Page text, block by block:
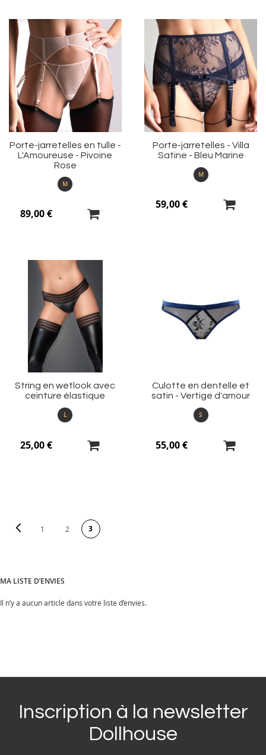
Ajouter
d’envie
Porte-jarretelles en tulle -
L'Amoureuse - Pivoine
Rose
89,00 €
M
à
Porte-jarretelles - Villa
Satine - Bleu Marine
59,00 €
M
String en wetlook avec
ceinture élastique
25,00 €
L
Culotte en dentelle et
satin - Vertige d'amour
55,00 €
S
Page
Précédent Page
1 2 Vous lisez actuellement la page
3
MA LISTE D’ENVIES
Il n’y a aucun article dans votre liste d’envies.
Inscription à la newsletter
Dollhouse